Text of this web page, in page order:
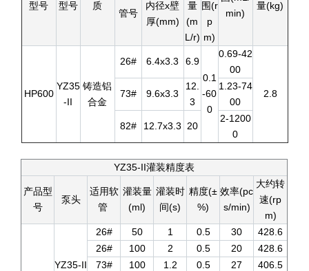
型号 型号 质
量
(m
L/r)
围(r
p
m)
min)
量(kg)
管号
内径x壁
厚(mm)
HP600
YZ35
-II
铸造铝
合金
26# 6.4x3.3
6.9
0.1
-60
0
0.69-42
00
2.8
73# 9.6x3.3
12.
3
1.23-74
00
82# 12.7x3.3 20
2-1200
0
YZ35-II灌装精度表
产品型
号
泵头
适用软
管
灌装量
(ml)
灌装时
间(s)
精度(±
%)
效率(pc
s/min)
大约转
速(rp
m)
YZ35-II
26# 50 1 0.5 30
428.6
26#
100 2 0.5 20
428.6
73#
100 1.2 0.5 27
406.5